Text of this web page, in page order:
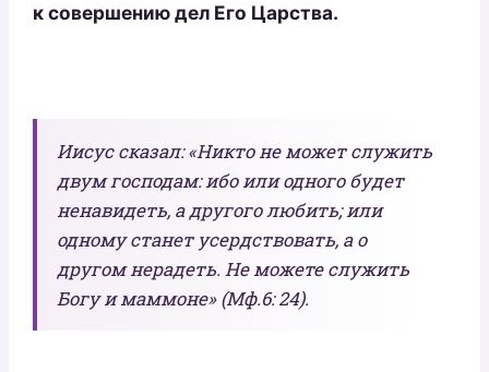
к совершению дел Его Царства.
Иисус сказал: «Никто не может служить
двум господам: ибо или одного будет
ненавидеть, а другого любить; или
одному станет усердствовать, а о
другом нерадеть. Не можете служить
Богу и маммоне» (Мф.6: 24).